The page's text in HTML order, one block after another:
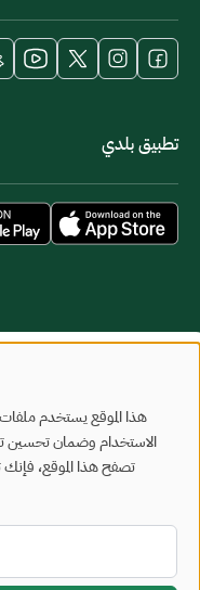
تطبيق بلدي
خريطة الموقعشروط الاستخدام
تم تطويره وصيانته بواسطة
آخر تحديث: 2026/08/05
هذا الموقع يستخدم
الاستخدام وضمان تحسين
تصفح هذا الموقع، فإنك